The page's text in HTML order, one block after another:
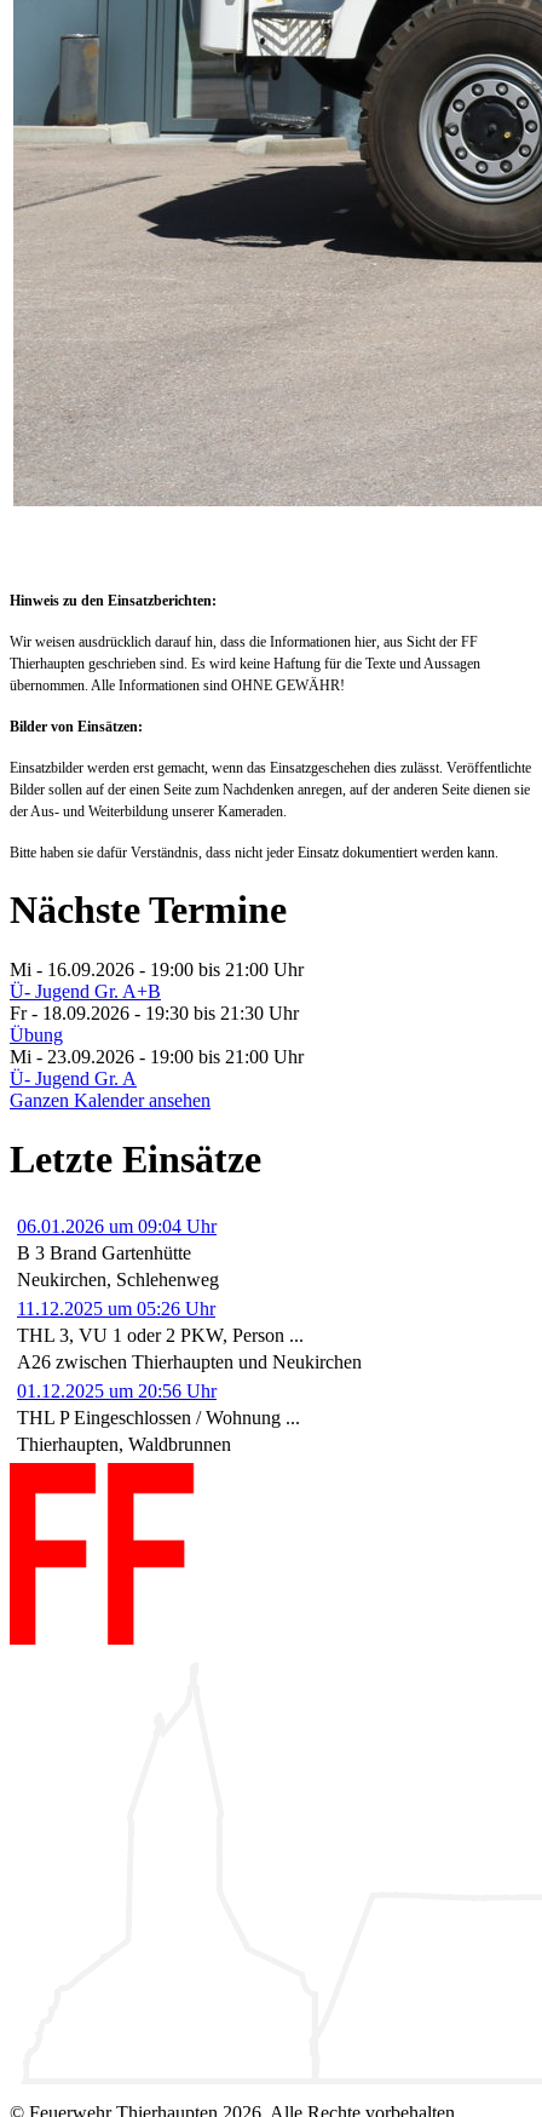
Hinweis zu den Einsatzberichten:
Wir weisen ausdrücklich darauf hin, dass die Informationen hier, aus Sicht der FF
Thierhaupten geschrieben sind. Es wird keine Haftung für die Texte und Aussagen
übernommen. Alle Informationen sind OHNE GEWÄHR!
Bilder von Einsätzen:
Einsatzbilder werden erst gemacht, wenn das Einsatzgeschehen dies zulässt. Veröffentlichte
Bilder sollen auf der einen Seite zum Nachdenken anregen, auf der anderen Seite dienen sie
der Aus- und Weiterbildung unserer Kameraden.
Bitte haben sie dafür Verständnis, dass nicht jeder Einsatz dokumentiert werden kann.
Nächste Termine
Mi - 16.09.2026 - 19:00 bis 21:00 Uhr
Ü- Jugend Gr. A+B
Fr - 18.09.2026 - 19:30 bis 21:30 Uhr
Übung
Mi - 23.09.2026 - 19:00 bis 21:00 Uhr
Ü- Jugend Gr. A
Ganzen Kalender ansehen
Letzte Einsätze
06.01.2026 um 09:04 Uhr
B 3 Brand Gartenhütte
Neukirchen, Schlehenweg
11.12.2025 um 05:26 Uhr
THL 3, VU 1 oder 2 PKW, Person ...
A26 zwischen Thierhaupten und Neukirchen
01.12.2025 um 20:56 Uhr
THL P Eingeschlossen / Wohnung ...
Thierhaupten, Waldbrunnen
© Feuerwehr Thierhaupten 2026, Alle Rechte vorbehalten.